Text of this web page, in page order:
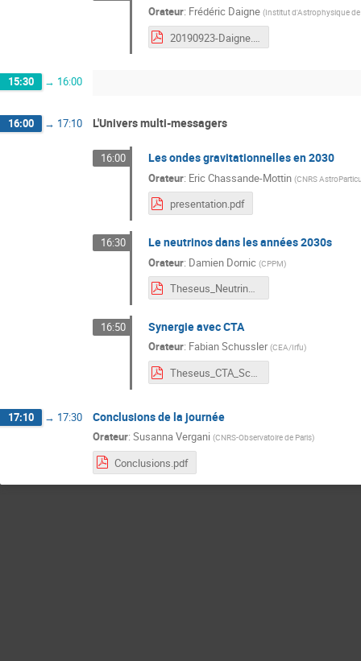
Orateur: Frédéric Daigne (Institut d'Astrophysique de
20190923-Daigne.pdf
15:30 → 16:00
16:00 → 17:10 L'Univers multi-messagers
16:00 Les ondes gravitationnelles en 2030
Orateur: Eric Chassande-Mottin (CNRS
presentation.pdf
16:30 Le neutrinos dans les années 2030s
Orateur: Damien Dornic (CPPM)
Theseus_Neutrino_Dornic_2019.pdf
16:50 Synergie avec CTA
Orateur: Fabian Schussler (CEA/Irfu)
Theseus_CTA_Schussler_2019-09-23.pdf
17:10 → 17:30 Conclusions de la journée
Orateur: Susanna Vergani (CNRS-Observatoire de Paris)
Conclusions.pdf